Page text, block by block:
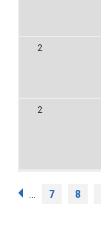
2
2
Σελίδες
… 7 8